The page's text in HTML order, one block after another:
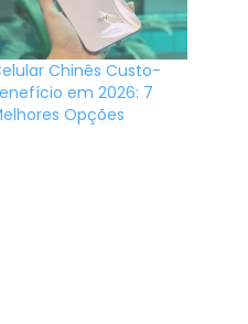
Chinês Custo-
em 2026: 7
Opções